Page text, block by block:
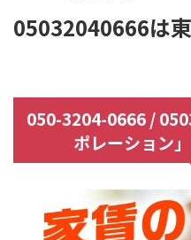
05032040666は
050-3204-0666 /
ポレーション